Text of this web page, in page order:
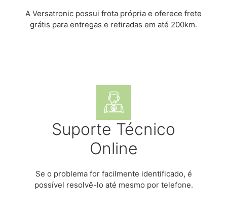
A Versatronic possui frota própria e oferece frete
grátis para entregas e retiradas em até 200km.
Suporte Técnico
Online
Se o problema for facilmente identificado, é
possível resolvê-lo até mesmo por telefone.